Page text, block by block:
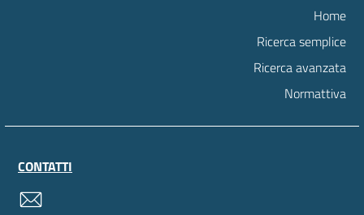
Home
Ricerca semplice
Ricerca avanzata
Normattiva
CONTATTI